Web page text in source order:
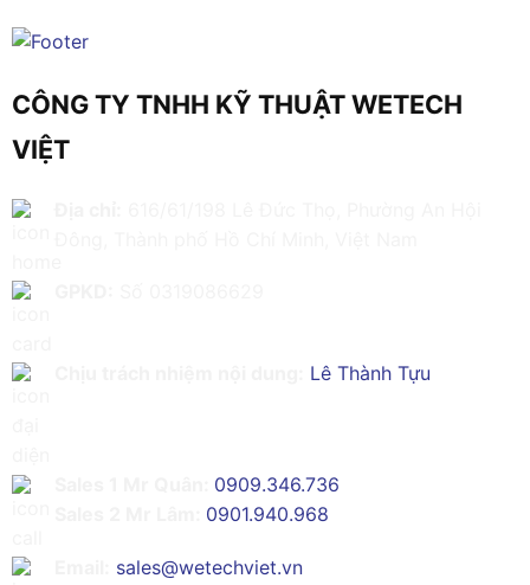
CÔNG TY TNHH KỸ THUẬT WETECH
VIỆT
Lê Thành Tựu
0909.346.736
0901.940.968
sales@wetechviet.vn